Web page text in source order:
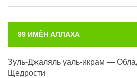
99 ИМЁН АЛЛАХА
Зуль-Джаляль уаль-икрам —
Щедрости